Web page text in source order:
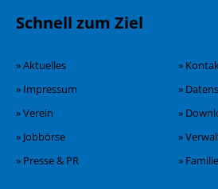
Schnell zum Ziel
» Aktuelles
»
» Impressum
»
» Verein
»
» Jobbörse
»
» Presse & PR
»